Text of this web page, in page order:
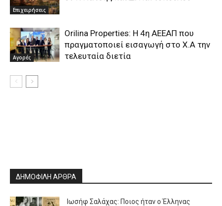
Επιχειρήσεις
Αγορές
Orilina Properties: Η 4η ΑΕΕΑΠ που
πραγματοποιεί εισαγωγή στο Χ.Α την
τελευταία διετία
ΔΗΜΟΦΙΛΗ ΑΡΘΡΑ
Ιωσήφ Σαλάχας: Ποιος ήταν ο Έλληνας